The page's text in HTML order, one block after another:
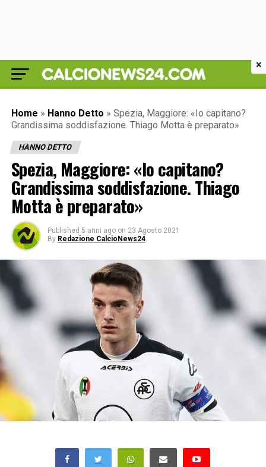
Home » Hanno Detto » Spezia, Maggiore: «Io capitano?
Grandissima soddisfazione. Thiago Motta è preparato»
HANNO DETTO
Spezia, Maggiore: «Io capitano?
Grandissima soddisfazione. Thiago
Motta è preparato»
Published 5 anni ago on 23 Agosto 2021
By Redazione CalcioNews24
×